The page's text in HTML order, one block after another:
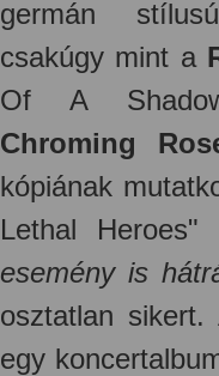
germán
csakúgy mint a
Of A
Chroming
kópiának
Lethal
esemény is
osztatlan
egy